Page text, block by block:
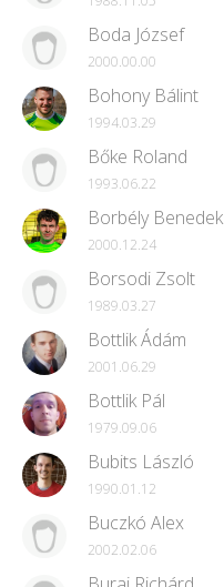
Boda József
2000.00.00
Bohony Bálint
1994.03.29
Bőke Roland
1993.06.22
Borbély Benedek
2000.12.24
Borsodi Zsolt
1989.03.27
Bottlik Ádám
2001.06.29
Bottlik Pál
1979.09.06
Bubits László
1990.01.12
Buczkó Alex
2002.02.06